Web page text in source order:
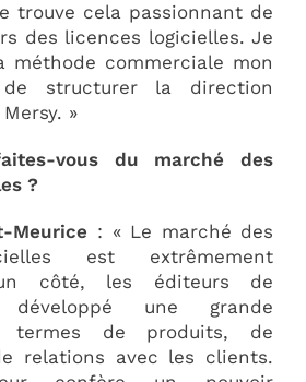
trouve cela passionnant de
des licences logicielles. Je
méthode commerciale mon
structurer la direction
»
vous du marché des
?
Meurice : « Le marché des
est extrêmement
côté, les éditeurs de
une grande
termes de produits, de
relations avec les clients.